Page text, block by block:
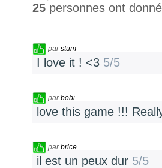
25 personnes ont
parstum
I love it ! <3 5/5
parbobi
love this game !!!
parbrice
il est un peux dur 5/5